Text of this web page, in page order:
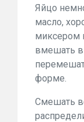
Яйцо
масло,
миксером
вмешать в
форме.
Смешать